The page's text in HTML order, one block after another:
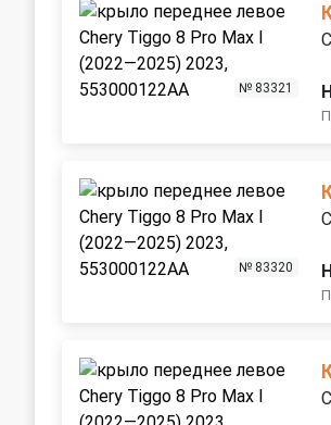
№ 83321
№ 83320